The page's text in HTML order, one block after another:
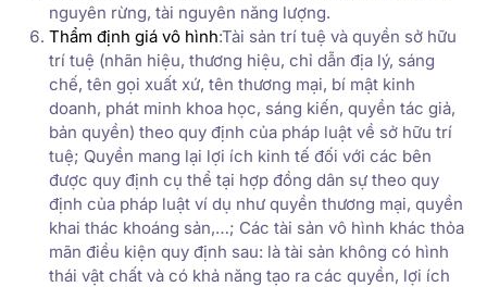
nguyên rừng, tài nguyên năng lượng.
Thẩm định giá vô hình:Tài sản trí tuệ và quyền sở hữu
trí tuệ (nhãn hiệu, thương hiệu, chỉ dẫn địa lý, sáng
chế, tên gọi xuất xứ, tên thương mại, bí mật kinh
doanh, phát minh khoa học, sáng kiến, quyền tác giả,
bản quyền) theo quy định của pháp luật về sở hữu trí
tuệ; Quyền mang lại lợi ích kinh tế đối với các bên
được quy định cụ thể tại hợp đồng dân sự theo quy
định của pháp luật ví dụ như quyền thương mại, quyền
khai thác khoáng sản,…; Các tài sản vô hình khác thỏa
mãn điều kiện quy định sau: là tài sản không có hình
thái vật chất và có khả năng tạo ra các quyền, lợi ích